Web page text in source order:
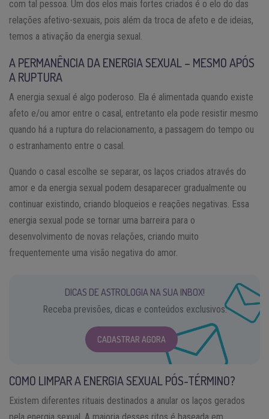
com tal pessoa. Um dos elos mais fortes criados é o elo do das
relações afetivo-sexuais, pois além da troca de afeto e de ideias,
temos a ativação da energia sexual.
A PERMANÊNCIA DA ENERGIA SEXUAL – MESMO APÓS
A RUPTURA
A energia sexual é algo poderoso. Ela é alimentada quando existe
afeto e/ou amor entre o casal, entretanto ela pode resistir mesmo
quando há a ruptura do relacionamento, a passagem do tempo ou
o estranhamento entre o casal.
Quando o casal escolhe se separar, os laços criados através do
amor e da energia sexual podem desaparecer gradualmente ou
continuar existindo, criando bloqueios e reações negativas. Essa
energia sexual pode se tornar uma barreira para o
desenvolvimento de novas relações, criando muito
frequentemente uma visão negativa do amor.
DICAS DE ASTROLOGIA NA SUA INBOX!
Receba previsões, dicas e conteúdos exclusivos.
CADASTRAR AGORA
COMO LIMPAR A ENERGIA SEXUAL PÓS-TÉRMINO?
Existem diferentes rituais destinados a anular os laços gerados
pela energia sexual. A maioria desses ritos é baseada em